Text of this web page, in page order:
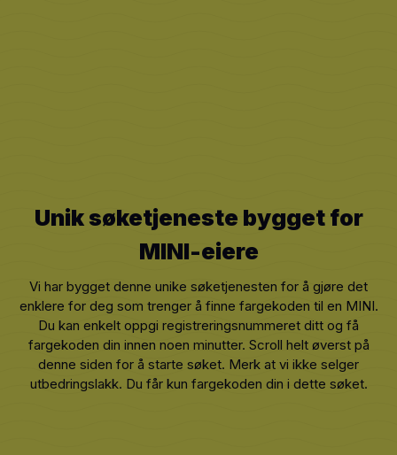
Unik søketjeneste bygget for
MINI-eiere
Vi har bygget denne unike søketjenesten for å gjøre det
enklere for deg som trenger å finne fargekoden til en MINI.
Du kan enkelt oppgi registreringsnummeret ditt og få
fargekoden din innen noen minutter. Scroll helt øverst på
denne siden for å starte søket. Merk at vi ikke selger
utbedringslakk. Du får kun fargekoden din i dette søket.